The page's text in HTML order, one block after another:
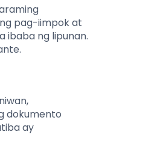
pag-iimpok at
ibaba ng lipunan.
dokumento
ay